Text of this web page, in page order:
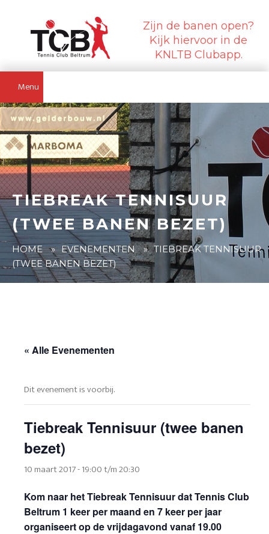
Zijn de banen open?
Kijk hiervoor in de
KNLTB Clubapp.
Menu
HOME » EVENEMENTEN » TIEBREAK TENNISUUR
(TWEE BANEN BEZET)
TIEBREAK TENNISUUR
(TWEE BANEN BEZET)
« Alle Evenementen
Dit evenement is voorbij.
Tiebreak Tennisuur (twee banen
bezet)
10 maart 2017 - 19:00t/m20:30
Kom naar het Tiebreak Tennisuur dat Tennis Club
Beltrum 1 keer per maand en 7 keer per jaar
organiseert op de vrijdagavond vanaf 19.00